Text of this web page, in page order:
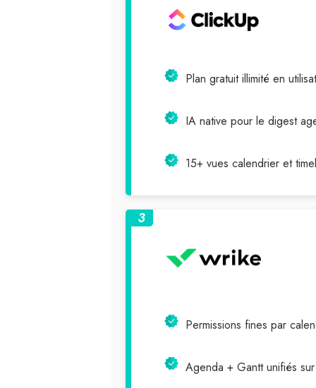
Plan gratuit illimité en
IA native pour le digest
15+ vues calendrier et
Permissions fines par
Agenda + Gantt unifiés
3